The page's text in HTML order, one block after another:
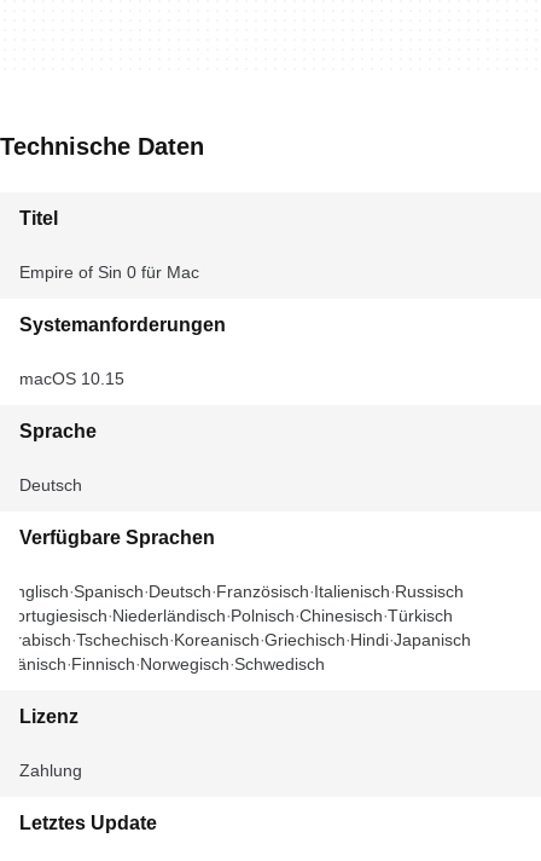
Technische Daten
Titel
Empire of Sin 0 für Mac
Systemanforderungen
macOS 10.15
Sprache
Deutsch
Verfügbare Sprachen
Englisch Spanisch Deutsch Französisch Italienisch Russisch
Portugiesisch Niederländisch Polnisch Chinesisch Türkisch
Arabisch Tschechisch Koreanisch Griechisch Hindi Japanisch
Dänisch Finnisch Norwegisch Schwedisch
Lizenz
Zahlung
Letztes Update